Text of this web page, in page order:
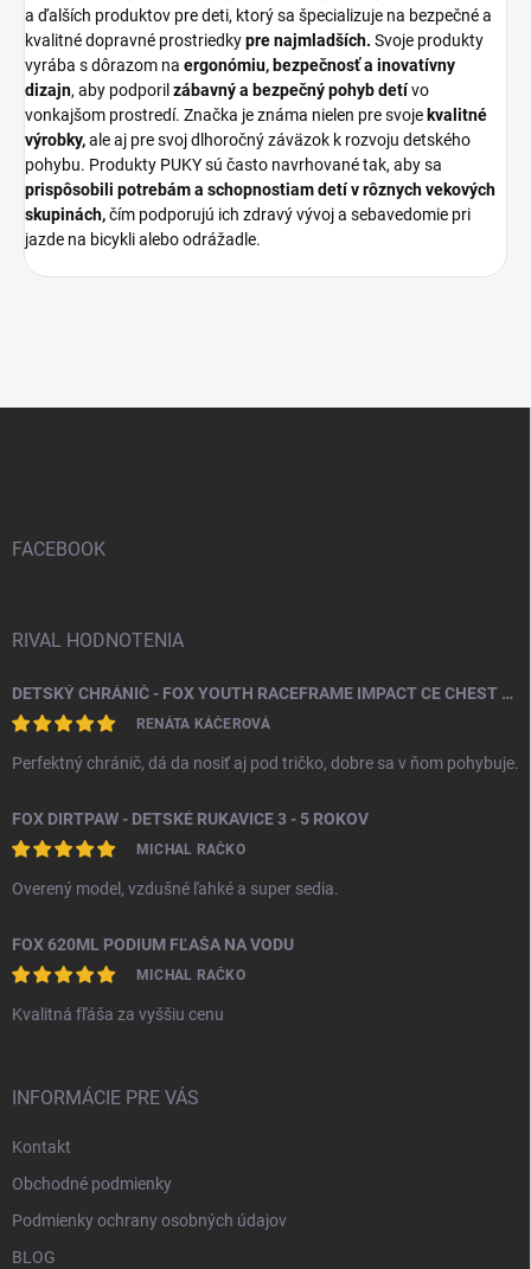
a ďalších produktov pre deti, ktorý sa špecializuje na bezpečné a
kvalitné dopravné prostriedkypre najmladších. Svoje produkty
vyrába s dôrazom na ergonómiu, bezpečnosť a inovatívny
dizajn, aby podporil zábavný a bezpečný pohyb detívo
vonkajšom prostredí. Značka je známa nielen pre svoje kvalitné
výrobky,ale aj pre svoj dlhoročný záväzok k rozvoju detského
pohybu. Produkty PUKY sú často navrhované tak, aby sa
prispôsobili potrebám a schopnostiam detí v rôznych vekových
skupinách,čím podporujú ich zdravý vývoj a sebavedomie pri
jazde na bicykli alebo odrážadle.
FACEBOOK
RIVAL HODNOTENIA
DETSKÝ CHRÁNIČ - FOX YOUTH RACEFRAME IMPACT CE CHEST GUARD
RENÁTA KÁČEROVÁ
Perfektný chránič, dá da nosiť aj pod tričko, dobre sa v ňom pohybuje.
FOX DIRTPAW - DETSKÉ RUKAVICE 3 - 5 ROKOV
MICHAL RAČKO
Overený model, vzdušné ľahké a super sedia.
FOX 620ML PODIUM FĽAŠA NA VODU
MICHAL RAČKO
Kvalitná fľáša za vyššiu cenu
INFORMÁCIE PRE VÁS
Kontakt
Obchodné podmienky
Podmienky ochrany osobných údajov
BLOG